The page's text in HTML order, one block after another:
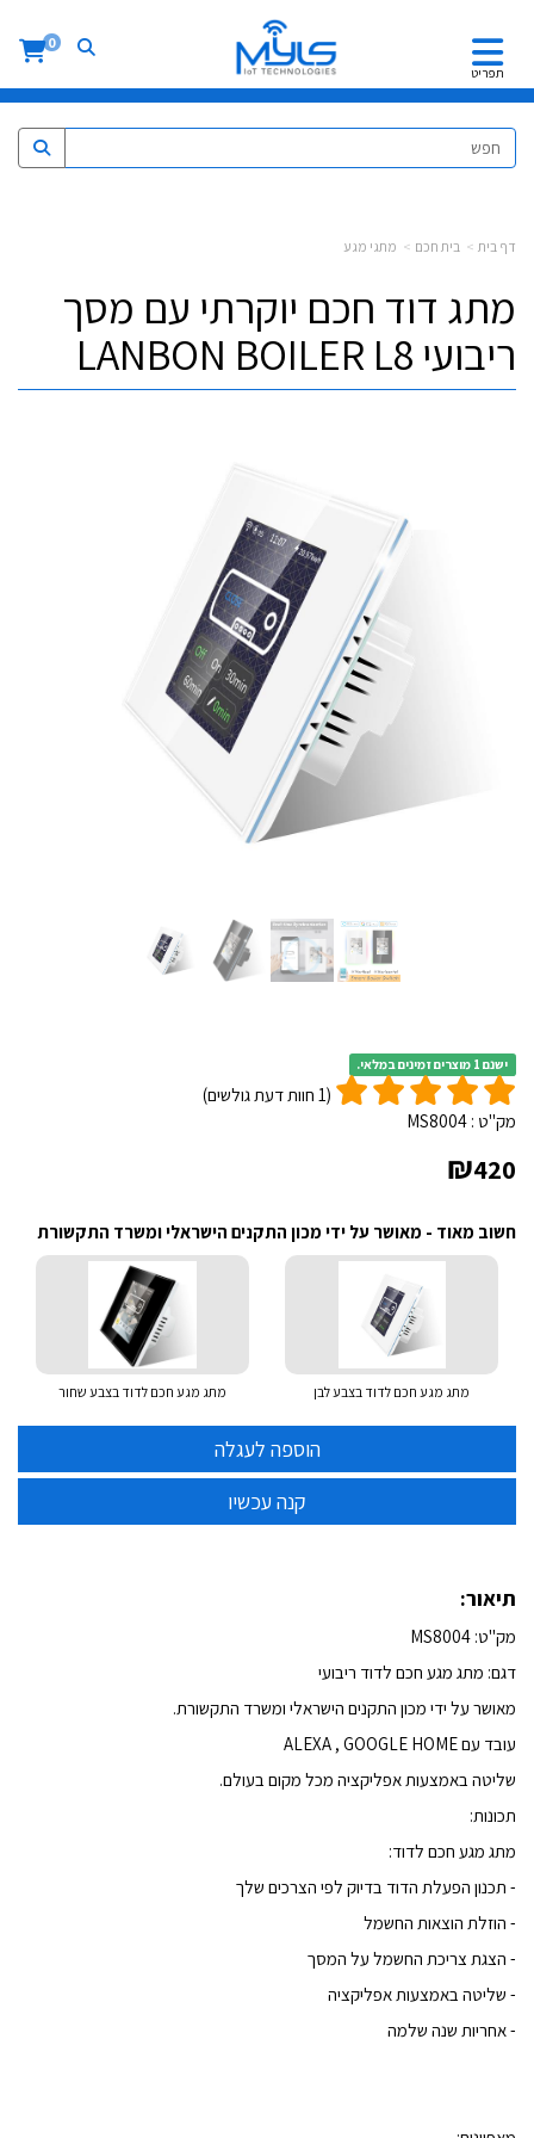
תפריט
0
דף בית בית חכם מתגי מגע
מתג דוד חכם יוקרתי עם מסך
ריבועי LANBON BOILER L8
ישנם 1 מוצרים זמינים במלאי.
(
1 חוות דעת גולשים)
מק"ט : MS8004
₪420
חשוב מאוד - מאושר על ידי מכון התקנים הישראלי ומשרד התקשורת
מתג מגע חכם לדוד בצבע לבן מתג מגע חכם לדוד בצבע שחור
תיאור:
מק"ט: MS8004
דגם: מתג מגע חכם לדוד ריבועי
מאושר על ידי מכון התקנים הישראלי ומשרד התקשורת.
עובד עם ALEXA , GOOGLE HOME
שליטה באמצעות אפליקציה מכל מקום בעולם.
תכונות:
מתג מגע חכם לדוד:
- תכנון הפעלת הדוד בדיוק לפי הצרכים שלך
- הוזלת הוצאות החשמל
- הצגת צריכת החשמל על המסך
- שליטה באמצעות אפליקציה
- אחריות שנה שלמה